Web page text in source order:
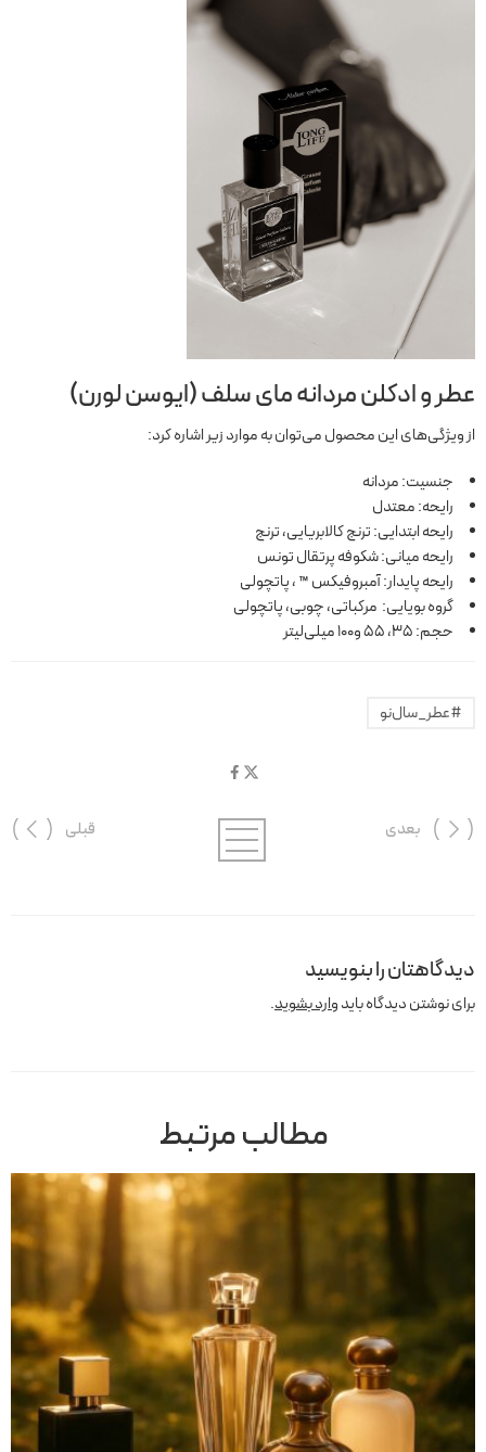
عطر و ادکلن مردانه مای سلف (ایوسن لورن)
از ویژگی‌های این محصول می‌توان به موارد زیر اشاره کرد:
جنسیت: مردانه
رایحه: معتدل
رایحه ابتدایی: ترنج کالابریایی، ترنج
رایحه میانی: شکوفه پرتقال تونس
رایحه پایدار: آمبروفیکس ™ ، پاتچولی
گروه بویایی: مرکباتی، چوبی، پاتچولی
حجم: 35، 55 و100 میلی‌لیتر
#عطر_سال‌نو
قبلی بعدی
دیدگاهتان را بنویسید
برای نوشتن دیدگاه بایدوارد بشوید.
مطالب مرتبط